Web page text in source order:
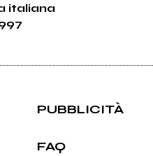
italiana
PUBBLICITÀ
FAQ